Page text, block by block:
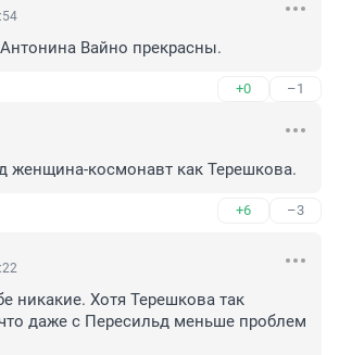
Антонина Вайно прекрасны.
+0 –1
женщина-космонавт как Терешкова.
+6 –3
никакие. Хотя Терешкова так
даже с Пересильд меньше проблем